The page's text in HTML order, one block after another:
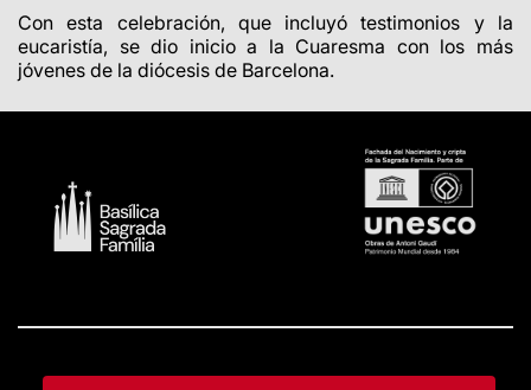
Con esta celebración, que incluyó testimonios y la
eucaristía, se dio inicio a la Cuaresma con los más
jóvenes de la diócesis de Barcelona.